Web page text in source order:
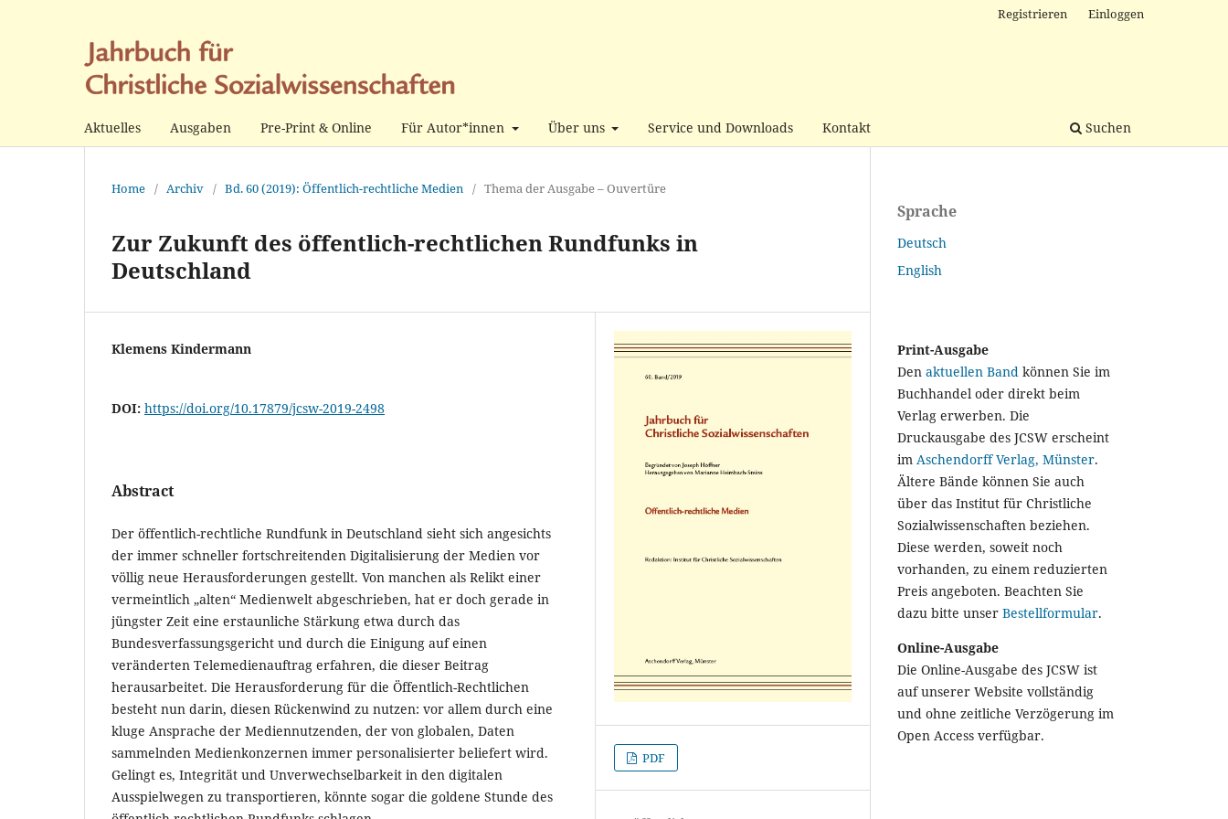
Aktuelles Ausgaben Pre-Print & Online Für Autor*innen Über uns Service und Downloads Kontakt Suchen
Registrieren Einloggen
Home / Archiv / Bd. 60 (2019): Öffentlich-rechtliche Medien / Thema der Ausgabe – Ouvertüre
Zur Zukunft des öffentlich-rechtlichen Rundfunks in
Deutschland
Klemens Kindermann
DOI: https://doi.org/10.17879/jcsw-2019-2498
Abstract
Der öffentlich-rechtliche Rundfunk in Deutschland sieht sich angesichts
der immer schneller fortschreitenden Digitalisierung der Medien vor
völlig neue Herausforderungen gestellt. Von manchen als Relikt einer
vermeintlich „alten“ Medienwelt abgeschrieben, hat er doch gerade in
jüngster Zeit eine erstaunliche Stärkung etwa durch das
Bundesverfassungsgericht und durch die Einigung auf einen
veränderten Telemedienauftrag erfahren, die dieser Beitrag
herausarbeitet. Die Herausforderung für die Öffentlich-Rechtlichen
besteht nun darin, diesen Rückenwind zu nutzen: vor allem durch eine
kluge Ansprache der Mediennutzenden, der von globalen, Daten
sammelnden Medienkonzernen immer personalisierter beliefert wird.
Gelingt es, Integrität und Unverwechselbarkeit in den digitalen
Ausspielwegen zu transportieren, könnte sogar die goldene Stunde des
PDF
Sprache
Deutsch
English
Print-Ausgabe
Den aktuellen Band können Sie im
Buchhandel oder direkt beim
Verlag erwerben. Die
Druckausgabe des JCSW erscheint
im Aschendorff Verlag, Münster.
Ältere Bände können Sie auch
über das Institut für Christliche
Sozialwissenschaften beziehen.
Diese werden, soweit noch
vorhanden, zu einem reduzierten
Preis angeboten. Beachten Sie
dazu bitte unser Bestellformular.
Online-Ausgabe
Die Online-Ausgabe des JCSW ist
auf unserer Website vollständig
und ohne zeitliche Verzögerung im
Open Access verfügbar.